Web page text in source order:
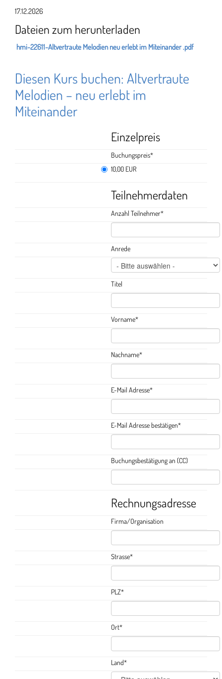
17.12.2026
Dateien zum herunterladen
hmi-22611-Altvertraute Melodien neu erlebt im Miteinander .pdf
Diesen Kurs buchen: Altvertraute
Melodien – neu erlebt im
Miteinander
Einzelpreis
Buchungspreis*
10,00 EUR
Teilnehmerdaten
Anzahl Teilnehmer*
Anrede
Titel
Vorname*
Nachname*
E-Mail Adresse*
E-Mail Adresse bestätigen*
Buchungsbestätigung an (CC)
Rechnungsadresse
Firma/Organisation
Strasse*
PLZ*
Ort*
Land*